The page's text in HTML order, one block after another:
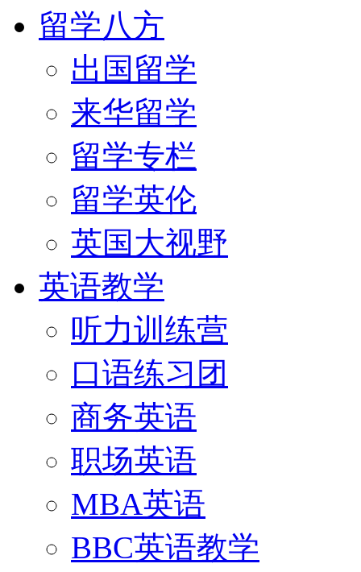
留学八方
出国留学
来华留学
留学专栏
留学英伦
英国大视野
英语教学
听力训练营
口语练习团
商务英语
职场英语
MBA英语
BBC英语教学